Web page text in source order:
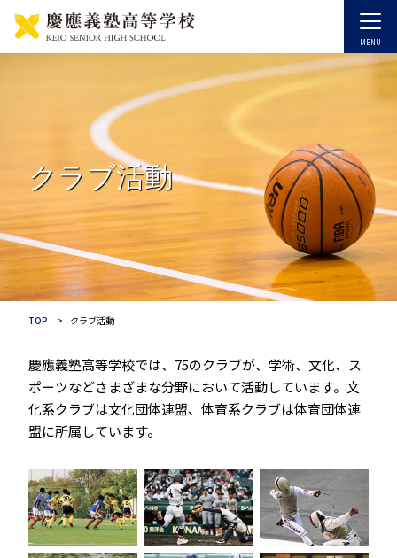
クラブ活動
TOP クラブ活動
慶應義塾高等学校では、75のクラブが、学術、文化、ス
ポーツなどさまざまな分野において活動しています。文
化系クラブは文化団体連盟、体育系クラブは体育団体連
盟に所属しています。